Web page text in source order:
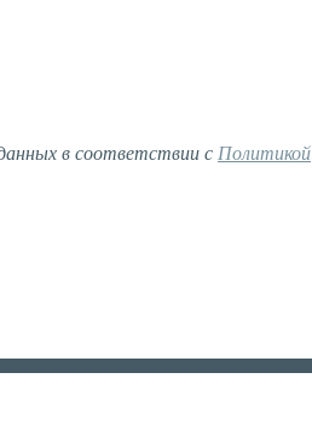
в соответствии с Политикой